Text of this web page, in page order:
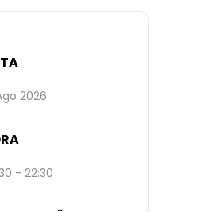
2026
- 22:30